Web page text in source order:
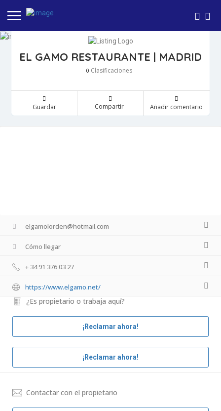
EL GAMO RESTAURANTE | MADRID
0 Clasificaciones
Guardar Compartir Añadir comentario
elgamolorden@hotmail.com
Cómo llegar
+ 34 91 376 03 27
https://www.elgamo.net/
¿Es propietario o trabaja aquí?
¡Reclamar ahora!
¡Reclamar ahora!
Contactar con el propietario